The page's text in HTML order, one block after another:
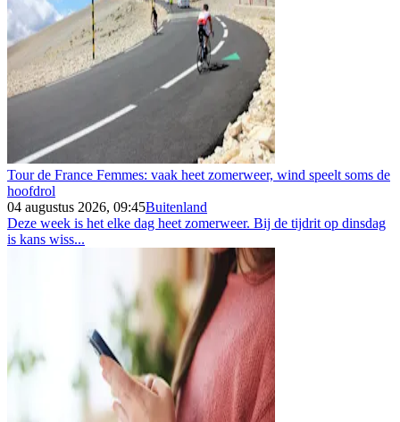
Tour de France Femmes: vaak heet zomerweer, wind speelt soms de
hoofdrol
04 augustus 2026, 09:45Buitenland
Deze week is het elke dag heet zomerweer. Bij de tijdrit op dinsdag
is kans wiss...